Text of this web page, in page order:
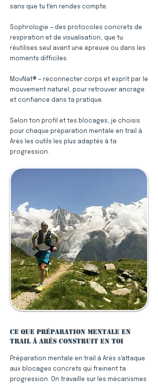
sans que tu t'en rendes compte.
Sophrologie — des protocoles concrets de
respiration et de visualisation, que tu
réutilises seul avant une épreuve ou dans les
moments difficiles.
MovNat® — reconnecter corps et esprit par le
mouvement naturel, pour retrouver ancrage
et confiance dans ta pratique.
Selon ton profil et tes blocages, je choisis
pour chaque préparation mentale en trail à
Arès les outils les plus adaptés à ta
progression.
Ce que préparation mentale en
trail à Arès construit en toi
Préparation mentale en trail à Arès s'attaque
aux blocages concrets qui freinent ta
progression. On travaille sur les mécanismes